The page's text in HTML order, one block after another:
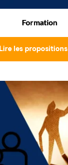
Formation
Lire les propositions